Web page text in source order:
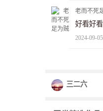
老而不死
好看好
2024-09-
三二六